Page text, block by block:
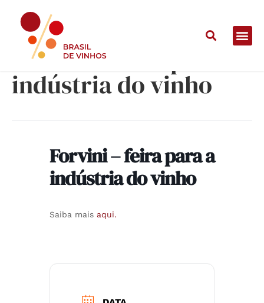
Forvini – feira para a
indústria do vinho
Forvini – feira para a
indústria do vinho
Saiba mais aqui.